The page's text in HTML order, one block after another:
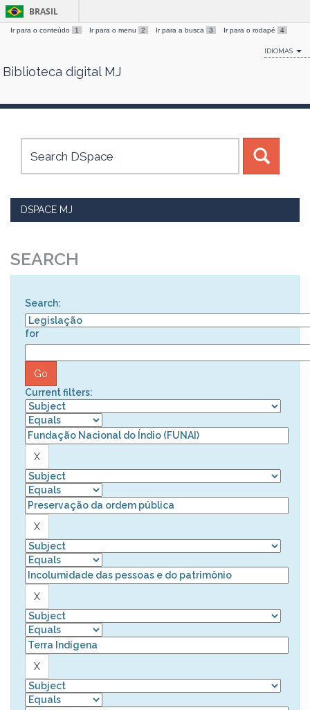
Skip
BRASIL
Ir para o conteúdo 1 Ir para o menu 2 Ir para a busca 3 Ir para o rodapé 4
IDIOMAS
Biblioteca digital MJ
DSPACE MJ
SEARCH
Search:
for
Current filters: